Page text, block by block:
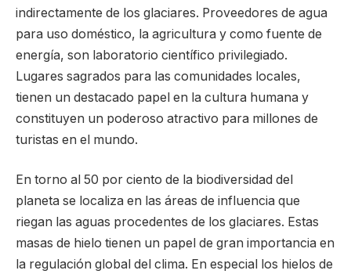
indirectamente de los glaciares. Proveedores de agua
para uso doméstico, la agricultura y como fuente de
energía, son laboratorio científico privilegiado.
Lugares sagrados para las comunidades locales,
tienen un destacado papel en la cultura humana y
constituyen un poderoso atractivo para millones de
turistas en el mundo.
En torno al 50 por ciento de la biodiversidad del
planeta se localiza en las áreas de influencia que
riegan las aguas procedentes de los glaciares. Estas
masas de hielo tienen un papel de gran importancia en
la regulación global del clima. En especial los hielos de